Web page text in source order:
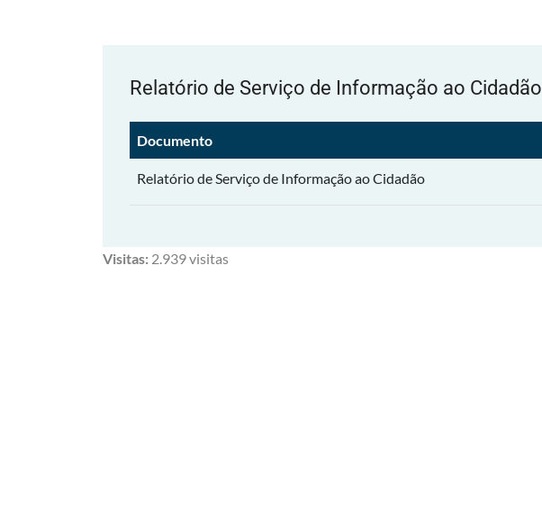
Relatório de Serviço de Informação ao Cidadão
Documento
Relatório de Serviço de Informação ao Cidadão
Visitas: 2.939 visitas